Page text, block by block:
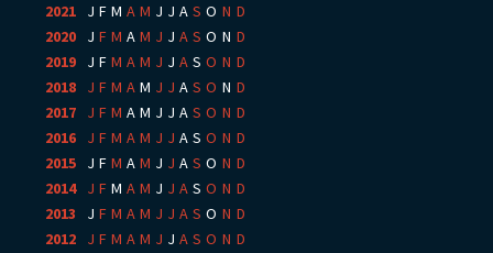
2021
J F M A M J J A S O N D
2020
J F M A M J J A S O N D
2019
J F M A M J J A S O N D
2018
J F M A M J J A S O N D
2017
J F M A M J J A S O N D
2016
J F M A M J J A S O N D
2015
J F M A M J J A S O N D
2014: J F M A M J J A S O N D
2013
J F M A M J J A S O N D
2012
J F M A M J J A S O N D